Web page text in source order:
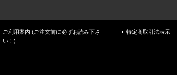
ご利用案内 (ご注文前に必ずお読み下さ
い！)
特定商取引法表示